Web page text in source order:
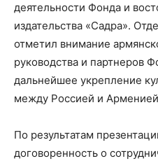
деятельности Фонда и
издательства «Садра».
отметил внимание
руководства и партнеров
дальнейшее укрепление
между Россией и
По результатам
договоренность о